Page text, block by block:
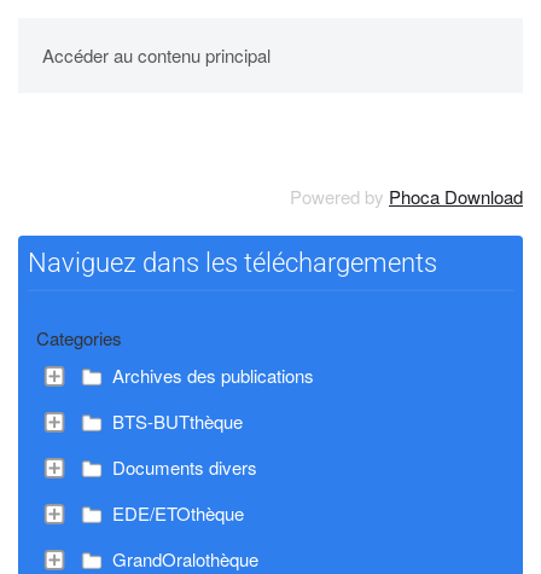
Accéder au contenu principal
UPBM
Powered by Phoca Download
Naviguez dans les téléchargements
Categories
Archives des publications
BTS-BUTthèque
Documents divers
EDE/ETOthèque
GrandOralothèque